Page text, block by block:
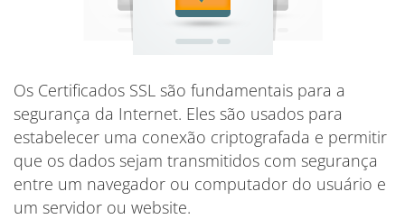
Os Certificados SSL são fundamentais para a
segurança da Internet. Eles são usados ​​para
estabelecer uma conexão criptografada e permitir
que os dados sejam transmitidos com segurança
entre um navegador ou computador do usuário e
um servidor ou website.